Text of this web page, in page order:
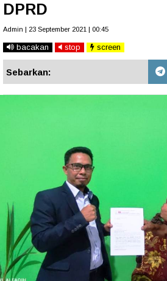
DPRD
Admin | 23 September 2021 | 00:45
bacakan stop screen
Sebarkan: